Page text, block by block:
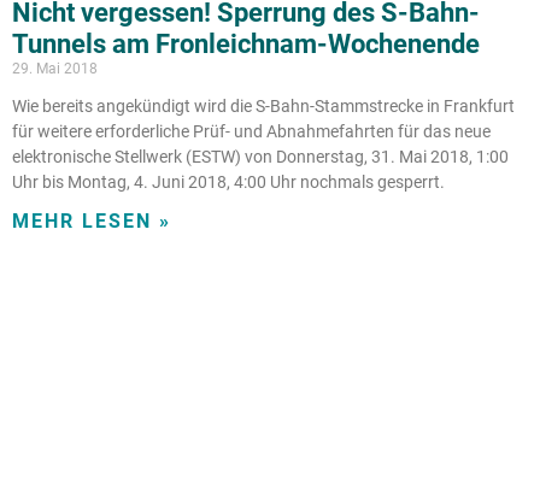
Nicht vergessen! Sperrung des S-Bahn-
Tunnels am Fronleichnam-Wochenende
29. Mai 2018
Wie bereits angekündigt wird die S-Bahn-Stammstrecke in Frankfurt
für weitere erforderliche Prüf- und Abnahmefahrten für das neue
elektronische Stellwerk (ESTW) von Donnerstag, 31. Mai 2018, 1:00
Uhr bis Montag, 4. Juni 2018, 4:00 Uhr nochmals gesperrt.
MEHR LESEN »